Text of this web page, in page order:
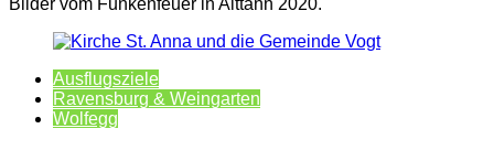
Ausflugsziele
Ravensburg & Weingarten
Wolfegg